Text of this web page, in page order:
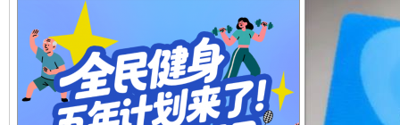
全民健身五年计划来了！等你上场